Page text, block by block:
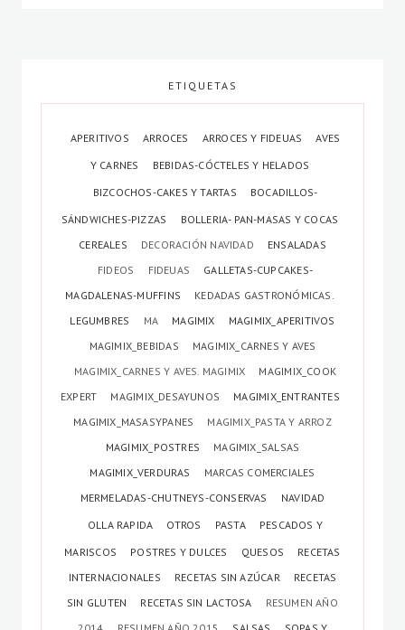
ETIQUETAS
APERITIVOS ARROCES ARROCES Y FIDEUAS
AVES
Y CARNES
BEBIDAS-CÓCTELES Y HELADOS
BIZCOCHOS-CAKES Y TARTAS
BOCADILLOS-
SÁNDWICHES-PIZZAS
BOLLERIA- PAN-MASAS Y COCAS
CEREALES
DECORACIÓN NAVIDAD
ENSALADAS
FIDEOS
FIDEUAS
GALLETAS-CUPCAKES-
MAGDALENAS-MUFFINS
KEDADAS GASTRONÓMICAS.
LEGUMBRES
MA MAGIMIX
MAGIMIX_APERITIVOS
MAGIMIX_BEBIDAS
MAGIMIX_CARNES Y AVES
MAGIMIX_CARNES Y AVES. MAGIMIX
MAGIMIX_COOK
EXPERT
MAGIMIX_DESAYUNOS
MAGIMIX_ENTRANTES
MAGIMIX_MASASYPANES
MAGIMIX_PASTA Y ARROZ
MAGIMIX_POSTRES
MAGIMIX_SALSAS
MAGIMIX_VERDURAS
MARCAS COMERCIALES
MERMELADAS-CHUTNEYS-CONSERVAS
NAVIDAD
OLLA RAPIDA
OTROS PASTA
PESCADOS Y
MARISCOS
POSTRES Y DULCES QUESOS
RECETAS
INTERNACIONALES
RECETAS SIN AZÚCAR
RECETAS
SIN GLUTEN
RECETAS SIN LACTOSA
RESUMEN AÑO